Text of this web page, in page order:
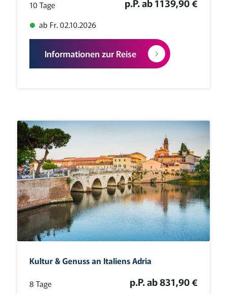
10 Tage
ab Fr. 02.10.2026
p.P. ab 1139,90 €
Informationen zur Reise
Kultur & Genuss an Italiens Adria
8 Tage p.P. ab 831,90 €